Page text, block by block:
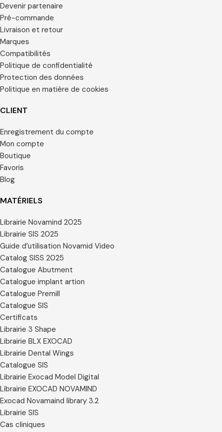
Devenir partenaire
Pré-commande
Livraison et retour
Marques
Compatibilités
Politique de confidentialité
Protection des données
Politique en matière de cookies
CLIENT
Enregistrement du compte
Mon compte
Boutique
Favoris
Blog
MATÉRIELS
Librairie Novamind 2025
Librairie SIS 2025
Guide d’utilisation Novamid Video
Catalog SISS 2025
Catalogue Abutment
Catalogue implant artion
Catalogue Premill
Catalogue SIS
Certificats
Librairie 3 Shape
Librairie BLX EXOCAD
Librairie Dental Wings
Catalogue SIS
Librairie Exocad Model Digital
Librairie EXOCAD NOVAMIND
Exocad Novamaind library 3.2
Librairie SIS
Cas cliniques